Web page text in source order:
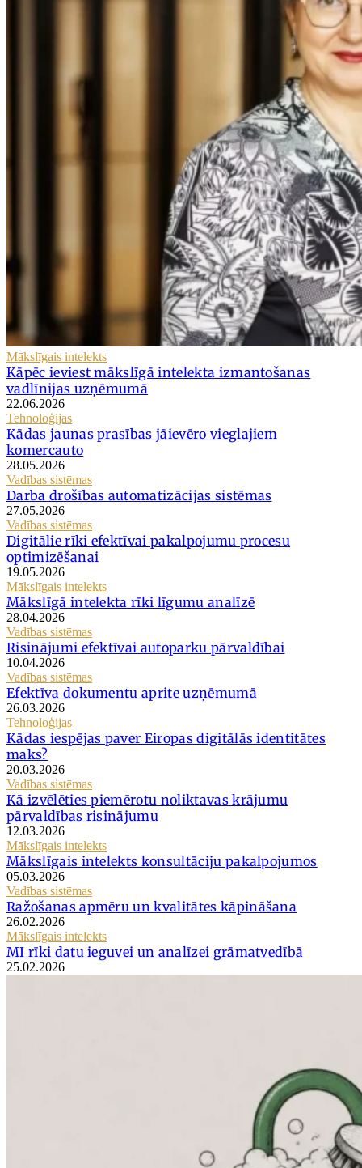
Mākslīgais intelekts
Kāpēc ieviest mākslīgā intelekta izmantošanas
vadlīnijas uzņēmumā
22.06.2026
Tehnoloģijas
Kādas jaunas prasības jāievēro vieglajiem
komercauto
28.05.2026
Vadības sistēmas
Darba drošības automatizācijas sistēmas
27.05.2026
Vadības sistēmas
Digitālie rīki efektīvai pakalpojumu procesu
optimizēšanai
19.05.2026
Mākslīgais intelekts
Mākslīgā intelekta rīki līgumu analīzē
28.04.2026
Vadības sistēmas
Risinājumi efektīvai autoparku pārvaldībai
10.04.2026
Vadības sistēmas
Efektīva dokumentu aprite uzņēmumā
26.03.2026
Tehnoloģijas
Kādas iespējas paver Eiropas digitālās identitātes
maks?
20.03.2026
Vadības sistēmas
Kā izvēlēties piemērotu noliktavas krājumu
pārvaldības risinājumu
12.03.2026
Mākslīgais intelekts
Mākslīgais intelekts konsultāciju pakalpojumos
05.03.2026
Vadības sistēmas
Ražošanas apmēru un kvalitātes kāpināšana
26.02.2026
Mākslīgais intelekts
MI rīki datu ieguvei un analīzei grāmatvedībā
25.02.2026